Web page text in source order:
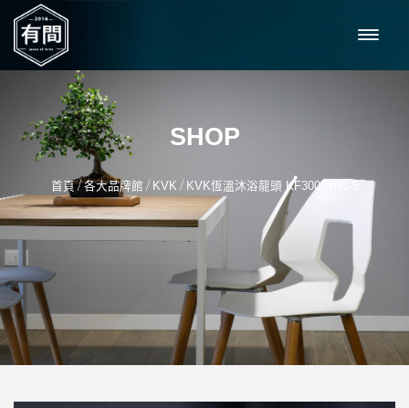
SHOP
首頁/各大品牌館 / KVK / KVK恆溫沐浴龍頭 KF3000TR1-5